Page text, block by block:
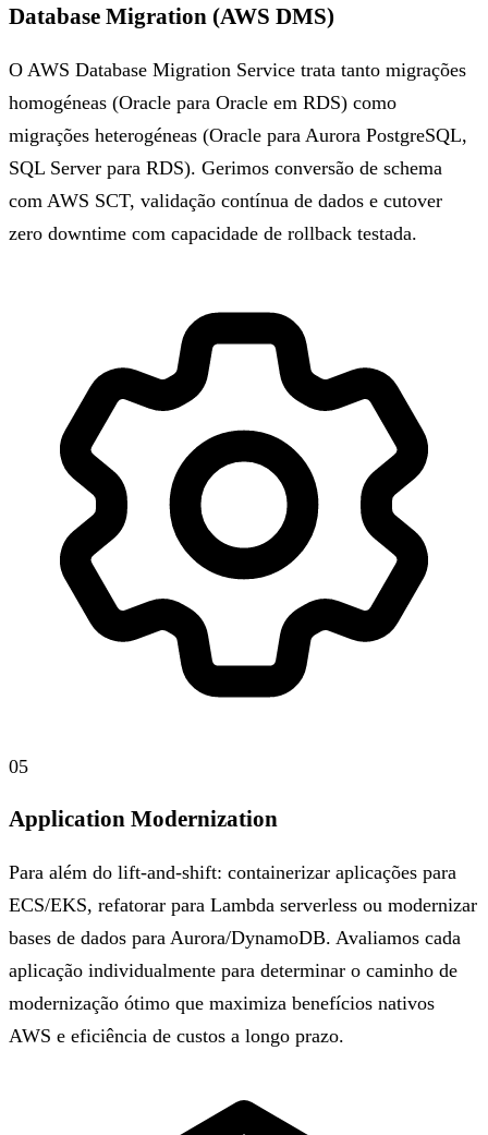
Database Migration (AWS DMS)
O AWS Database Migration Service trata tanto migrações
homogéneas (Oracle para Oracle em RDS) como
migrações heterogéneas (Oracle para Aurora PostgreSQL,
SQL Server para RDS). Gerimos conversão de schema
com AWS SCT, validação contínua de dados e cutover
zero downtime com capacidade de rollback testada.
05
Application Modernization
Para além do lift-and-shift: containerizar aplicações para
ECS/EKS, refatorar para Lambda serverless ou modernizar
bases de dados para Aurora/DynamoDB. Avaliamos cada
aplicação individualmente para determinar o caminho de
modernização ótimo que maximiza benefícios nativos
AWS e eficiência de custos a longo prazo.